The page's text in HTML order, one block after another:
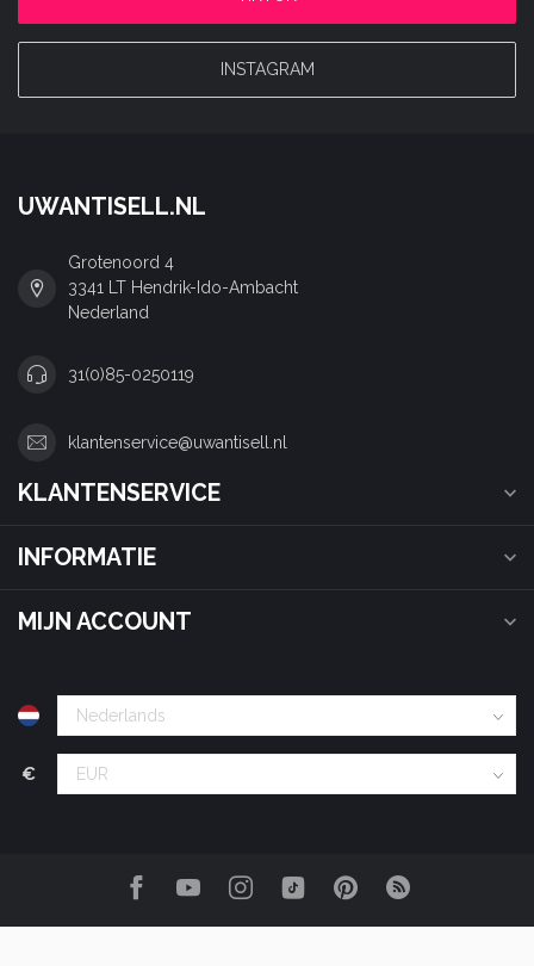
INSTAGRAM
UWANTISELL.NL
Grotenoord 4
3341 LT Hendrik-Ido-Ambacht
Nederland
31(0)85-0250119
klantenservice@uwantisell.nl
KLANTENSERVICE
INFORMATIE
MIJN ACCOUNT
€